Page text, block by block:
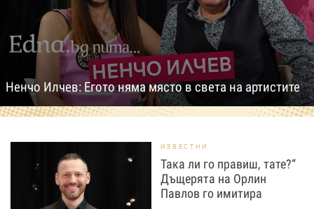
Ненчо Илчев: Егото няма място в света на артистите
ИЗВЕСТНИ
Така ли го правиш, тате?“
Дъщерята на Орлин
Павлов го имитира